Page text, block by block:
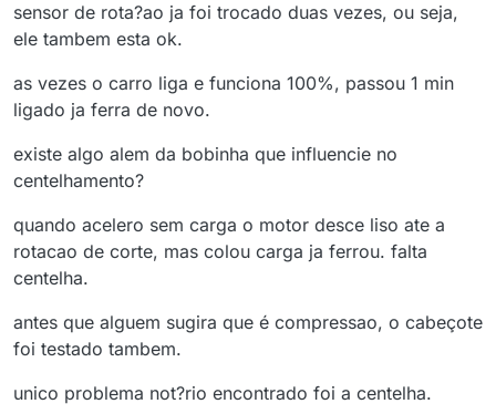
sensor de rota?ao ja foi trocado duas vezes, ou seja,
ele tambem esta ok.
as vezes o carro liga e funciona 100%, passou 1 min
ligado ja ferra de novo.
existe algo alem da bobinha que influencie no
centelhamento?
quando acelero sem carga o motor desce liso ate a
rotacao de corte, mas colou carga ja ferrou. falta
centelha.
antes que alguem sugira que é compressao, o cabeçote
foi testado tambem.
unico problema not?rio encontrado foi a centelha.